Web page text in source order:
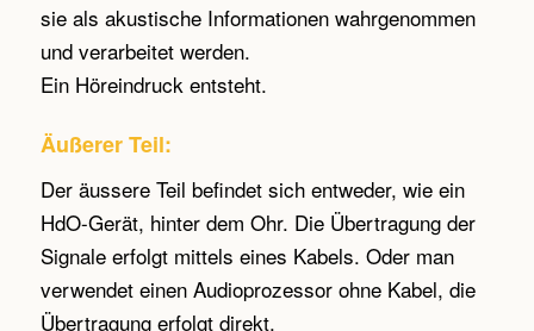
sie als akustische Informationen wahrgenommen
und verarbeitet werden.
Ein Höreindruck entsteht.
Äußerer Teil:
Der äussere Teil befindet sich entweder, wie ein
HdO-Gerät, hinter dem Ohr. Die Übertragung der
Signale erfolgt mittels eines Kabels. Oder man
verwendet einen Audioprozessor ohne Kabel, die
Übertragung erfolgt direkt.